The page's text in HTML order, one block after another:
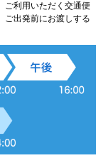
ご利用いただく交通便
ご出発前にお渡しする